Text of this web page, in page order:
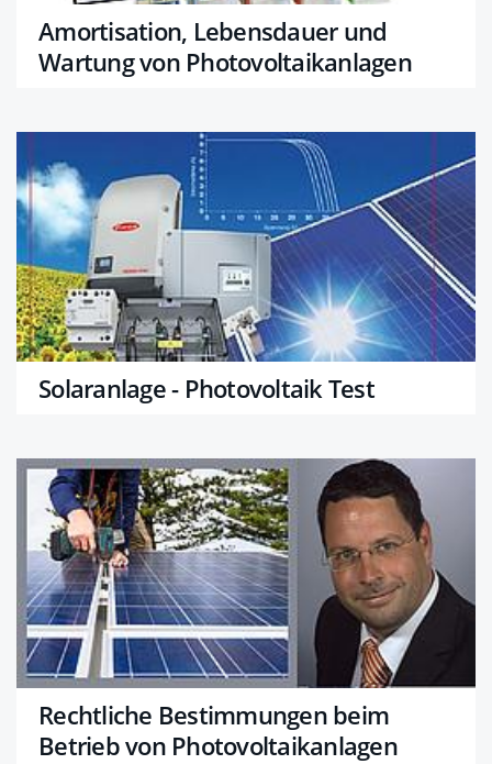
Amortisation, Lebensdauer und
Wartung von Photovoltaikanlagen
Solaranlage - Photovoltaik Test
Rechtliche Bestimmungen beim
Betrieb von Photovoltaikanlagen